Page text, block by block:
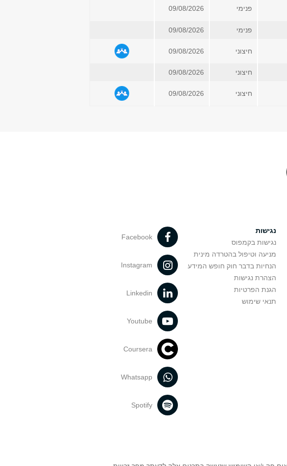
פנימי 09/08/2026
פנימי 09/08/2026
חיצוני 09/08/2026
חיצוני 09/08/2026
חיצוני 09/08/2026
נגישות
נגישות בקמפוס
מניעה וטיפול בהטרדה מינית
הנחיות בדבר חוק חופש המידע
הצהרת נגישות
הגנת הפרטיות
תנאי שימוש
Facebook
Instagram
Linkedin
Youtube
Coursera
Whatsapp
Spotify